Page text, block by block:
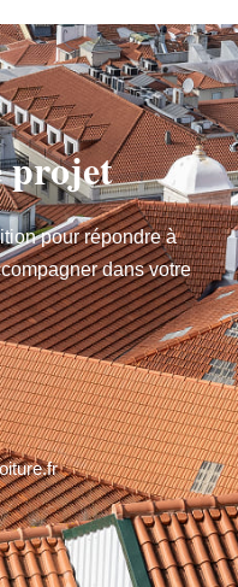
projet
pour répondre à
dans votre